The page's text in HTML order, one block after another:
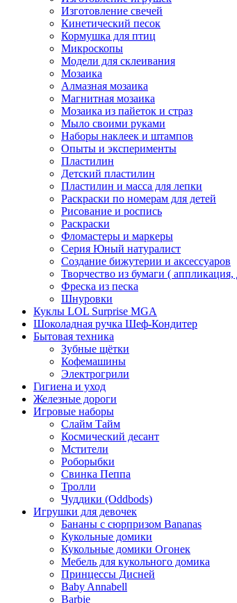
Изготовление свечей
Кинетический песок
Кормушка для птиц
Микроскопы
Модели для склеивания
Мозаика
Алмазная мозаика
Магнитная мозаика
Мозаика из пайеток и страз
Мыло своими руками
Наборы наклеек и штампов
Опыты и эксперименты
Пластилин
Детский пластилин
Пластилин и масса для лепки
Раскраски по номерам для детей
Рисование и роспись
Раскраски
Фломастеры и маркеры
Серия Юный натуралист
Создание бижутерии и аксессуаров
Творчество из бумаги (
Фреска из песка
Шнуровки
Куклы LOL Surprise MGA
Шоколадная ручка Шеф-Кондитер
Бытовая техника
Зубные щётки
Кофемашины
Электрогрили
Гигиена и уход
Железные дороги
Игровые наборы
Слайм Тайм
Космический десант
Мстители
Роборыбки
Свинка Пеппа
Тролли
Чуддики (Oddbods)
Игрушки для девочек
Бананы с сюрпризом Bananas
Кукольные домики
Кукольные домики Огонек
Мебель для кукольного домика
Принцессы Дисней
Baby Annabell
Barbie